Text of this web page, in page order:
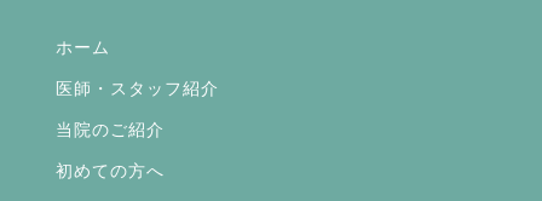
ホーム
医師・スタッフ紹介
当院のご紹介
初めての方へ